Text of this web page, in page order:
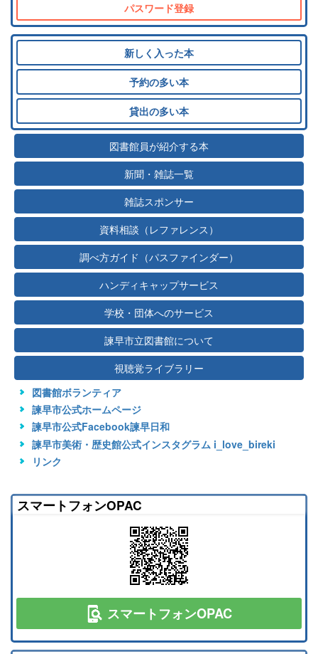
パスワード登録
新しく入った本
予約の多い本
貸出の多い本
図書館員が紹介する本
新聞・雑誌一覧
雑誌スポンサー
資料相談（レファレンス）
調べ方ガイド（パスファインダー）
ハンディキャップサービス
学校・団体へのサービス
諫早市立図書館について
視聴覚ライブラリー
図書館ボランティア
諫早市公式ホームページ
諫早市公式Facebook諫早日和
諫早市美術・歴史館公式インスタグラム i_love_bireki
リンク
スマートフォンOPAC
スマートフォンOPAC